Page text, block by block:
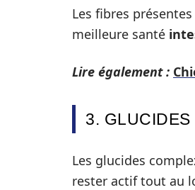
Les fibres
meilleure santé
Lire également :
3.
Les glucides
rester actif tout au